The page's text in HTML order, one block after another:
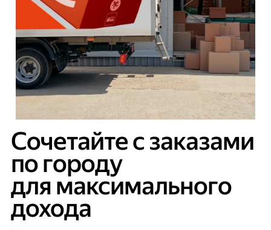
Сочетайте с заказами
по городу
для максимального
дохода